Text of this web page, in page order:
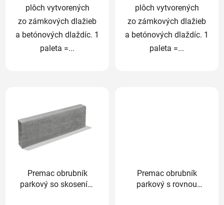
plôch vytvorených
zo zámkových dlažieb
a betónových dlaždíc. 1
paleta =...
plôch vytvorených
zo zámkových dlažieb
a betónových dlaždíc. 1
paleta =...
Premac obrubník
parkový so skosením
Premac obrubník
parkový s rovnou